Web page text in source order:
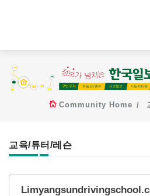
Community Home
교육/튜터/레슨